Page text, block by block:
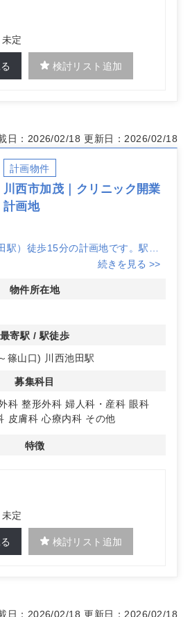
定
検討リスト追加
日：2026/02/18 更新日：2026/02/18
計画物件
川西市加茂｜クリニック開業
計画地
駅）徒歩15分の計画地です。駅か
線を意識したクリニック開業の検討
ント
を前提に、要件整理や開業時期の検
す。
科・脳神経外科・整形外科・婦人
科目からの検討により、地域の集患
選定が可能です。詳細はお問い合わ
続きを見る >>
物件所在地
最寄駅 / 駅徒歩
篠山口) 川西池田駅
募集科目
科 整形外科 婦人科・産科 眼科
皮膚科 心療内科 その他
特徴
定
検討リスト追加
日：2026/02/18 更新日：2026/02/18